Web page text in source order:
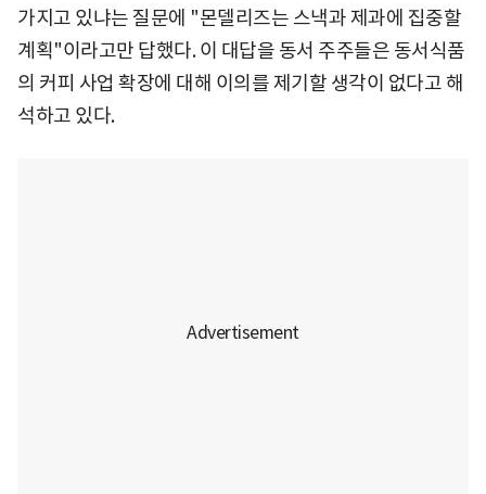
가지고 있냐는 질문에 "몬델리즈는 스낵과 제과에 집중할
계획"이라고만 답했다. 이 대답을 동서 주주들은 동서식품
의 커피 사업 확장에 대해 이의를 제기할 생각이 없다고 해
석하고 있다.